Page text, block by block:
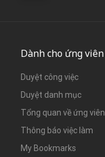
Dành cho ứng viên
Duyệt công việc
Duyệt danh mục
Tổng quan về ứng viên
Thông báo việc làm
My Bookmarks